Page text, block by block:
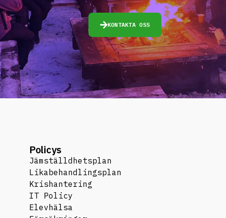
KONTAKTA OSS
Policys
Jämställdhetsplan
Likabehandlingsplan
Krishantering
IT Policy
Elevhälsa